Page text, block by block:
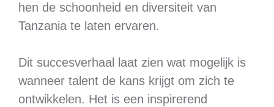
hen de schoonheid en diversiteit van
Tanzania te laten ervaren.
Dit succesverhaal laat zien wat mogelijk is
wanneer talent de kans krijgt om zich te
ontwikkelen. Het is een inspirerend